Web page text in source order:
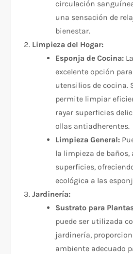
circulación
una sensación de
bienestar.
Limpieza del Hogar:
Esponja de Cocina:
excelente opción
utensilios de cocina.
permite limpiar
rayar superficies
ollas antiadherentes.
Limpieza General:
la limpieza de baños,
superficies,
ecológica a las
Jardinería:
Sustrato para
puede ser utilizada
jardinería,
ambiente adecuado